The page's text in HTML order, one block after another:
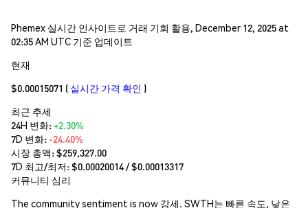
Phemex 실시간 인사이트로 거래 기회 활용, December 12, 2025 at
02:35 AM UTC 기준 업데이트
현재
$0.00015071 ( 실시간 가격 확인 )
최근 추세
24H 변화:+2.30%
7D 변화: -24.40%
시장 총액:$259,327.00
7D 최고/최저: $0.00020014/ $0.00013317
커뮤니티 심리
The community sentiment is now 강세. SWTH는 빠른 속도, 낮은